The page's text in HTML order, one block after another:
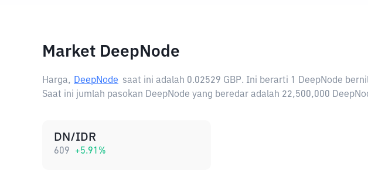
Market DeepNode
Harga, DeepNode saat ini adalah 0.02529 GBP. Ini berarti 1 DeepNode
Saat ini jumlah pasokan DeepNode yang beredar adalah 22,500,000
DN/IDR
609 +5.91 %